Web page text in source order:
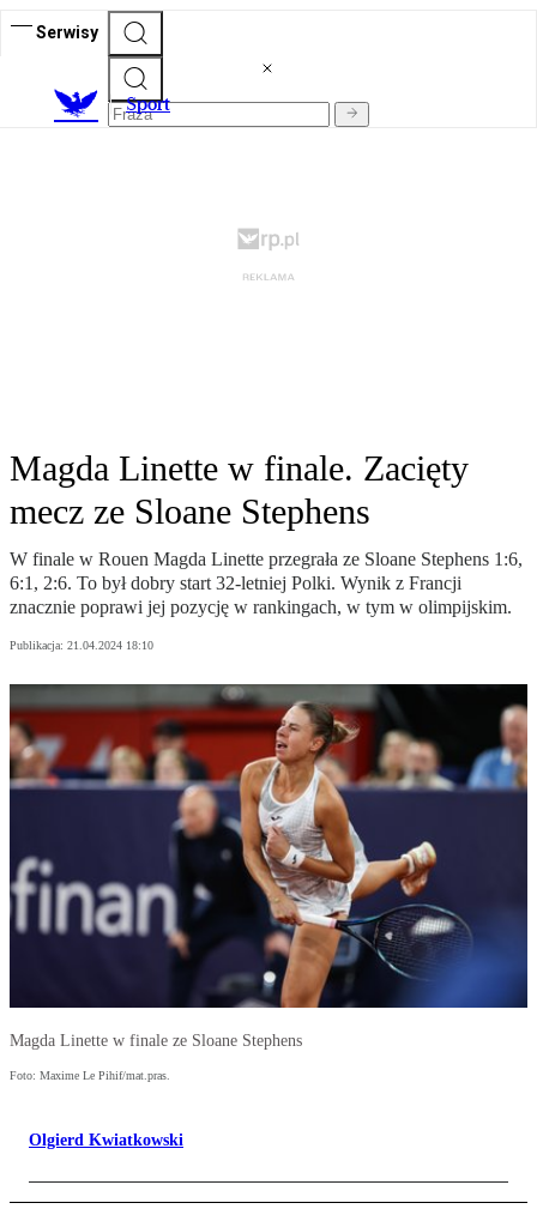
Serwisy
Sport
Magda Linette w finale. Zacięty
mecz ze Sloane Stephens
W finale w Rouen Magda Linette przegrała ze Sloane Stephens 1:6,
6:1, 2:6. To był dobry start 32-letniej Polki. Wynik z Francji
znacznie poprawi jej pozycję w rankingach, w tym w olimpijskim.
Publikacja: 21.04.2024 18:10
Magda Linette w finale ze Sloane Stephens
Foto: Maxime Le Pihif/mat.pras.
Olgierd Kwiatkowski